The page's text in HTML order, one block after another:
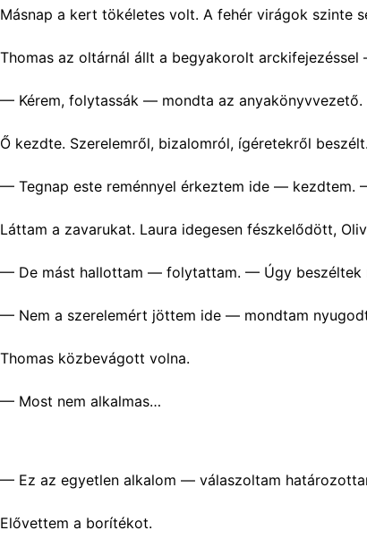
Másnap a kert tökéletes volt. A fehér virágok szinte
Thomas az oltárnál állt a begyakorolt
— Kérem, folytassák — mondta az anyakönyvvezető.
Ő kezdte. Szerelemről, bizalomról, ígéretekről
— Tegnap este reménnyel érkeztem ide — kezdtem.
Láttam a zavarukat. Laura idegesen fészkelődött,
— De mást hallottam — folytattam. — Úgy beszéltek
— Nem a szerelemért jöttem ide — mondtam
Thomas közbevágott volna.
— Most nem alkalmas…
— Ez az egyetlen alkalom — válaszoltam
Elővettem a borítékot.